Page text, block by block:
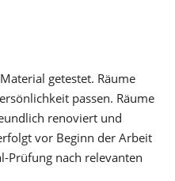
getestet. Räume
passen. Räume
renoviert und
vor Beginn der Arbeit
Prüfung nach relevanten